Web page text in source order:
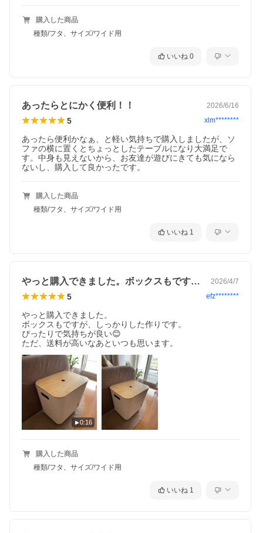
購入した商品
種類/フタ、サイズ/ワイド用
いいね 0
あったらとにかく便利！！ 2026/6/16
5 xlm********
あったら便利かなぁ、と軽い気持ちで購入しましたが、ソ
ファの横に置くとちょっとしたテーブルになり大満足で
す。中身も見えないから、お友達が遊びにきても気になら
ないし、購入して良かったです。
購入した商品
種類/フタ、サイズ/ワイド用
いいね 1
やっと購入できました。ボックスもですが… 2026/4/7
5 efz********
やっと購入できました。
ボックスもですが、しっかりした作りです。
ぴったりで気持ちが良い😊
ただ、送料が高いなあといつも思います。
0:16
購入した商品
種類/フタ、サイズ/ワイド用
いいね 1